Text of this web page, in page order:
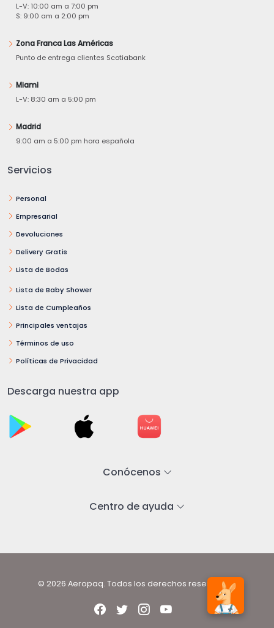
L-V: 10:00 am a 7:00 pm
S: 9:00 am a 2:00 pm
Zona Franca Las Américas
Punto de entrega clientes Scotiabank
Miami
L-V: 8:30 am a 5:00 pm
Madrid
9:00 am a 5:00 pm hora española
Servicios
Personal
Empresarial
Devoluciones
Delivery Gratis
Lista de Bodas
Lista de Baby Shower
Lista de Cumpleaños
Principales ventajas
Términos de uso
Políticas de Privacidad
Descarga nuestra app
Conócenos
Centro de ayuda
© 2026 Aeropaq. Todos los derechos reservados.